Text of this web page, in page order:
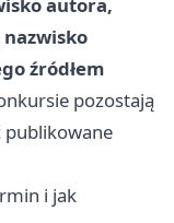
autora,
nazwisko
źródłem
pozostają
publikowane
i jak